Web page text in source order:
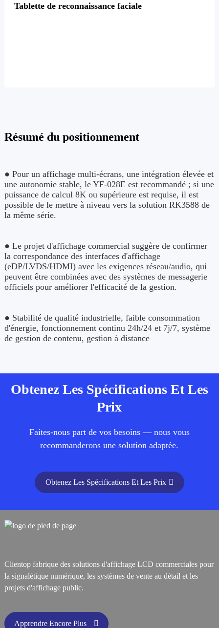
Tablette de reconnaissance faciale
Résumé du positionnement
● Pour un affichage multi-écrans, une intégration élevée et
une autonomie stable, le YF-028E est recommandé ; si une
puissance de calcul 8K ou supérieure est requise, il est
possible de le mettre à niveau vers la solution RK3588 de
la même série.
● Le projet d'affichage commercial suggère de confirmer
la correspondance des interfaces d'affichage
(eDP/LVDS/HDMI) avec les exigences réseau/audio, qui
peuvent être combinées avec des systèmes de messagerie
officiels pour améliorer l'efficacité de la gestion.
● Stabilité de qualité industrielle, faible consommation
d'énergie, fonctionnement continu 24h/24 et 7j/7, système
de gestion de contenu, gestion à distance
Obtenez Les Spécifications Et Les
Prix
Faites-nous part de vos besoins — nous vous
recommanderons une solution adaptée.
Obtenez Les Spécifications Et Les Prix
Clientop fabrique des solutions d'affichage LCD commerciales pour
la signalétique numérique, les systèmes de vente au détail et les
projets d'affichage public.
Apprendre Encore Plus